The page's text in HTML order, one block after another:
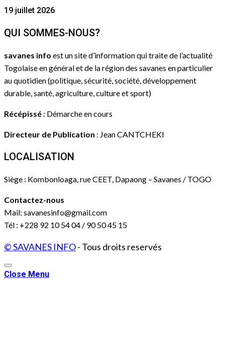
19 juillet 2026
QUI SOMMES-NOUS?
savanes info est un site d’information qui traite de l’actualité
Togolaise en général et de la région des savanes en particulier
au quotidien (politique, sécurité, société, développement
durable, santé, agriculture, culture et sport)
Récépissé : Démarche en cours
Directeur de Publication : Jean CANTCHEKI
LOCALISATION
Siège : Kombonloaga, rue CEET, Dapaong – Savanes / TOGO
Contactez-nous
Mail: savanesinfo@gmail.com
Tél : +228 92 10 54 04 / 90 50 45 15
© SAVANES INFO- Tous droits reservés
Close Menu